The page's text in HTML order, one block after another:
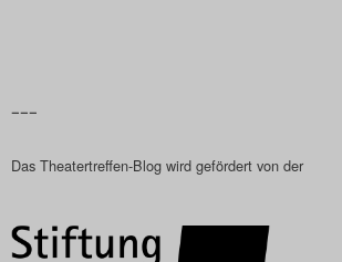
–––
Das Theatertreffen-Blog wird gefördert von der